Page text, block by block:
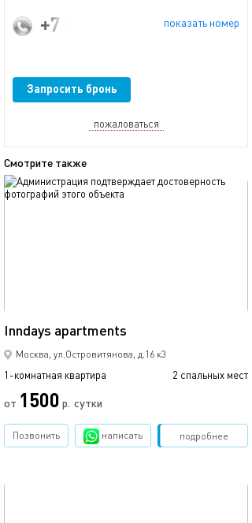
показать номер
+7 (915) 338-74-86
Запросить бронь
пожаловаться
Смотрите также
Inndays apartments
Москва, ул.Островитянова, д.16 к3
1-комнатная квартира 2 спальных мест
от 1500 р. сутки
обновлено 07.08.2026
подробнее
Позвонить написать Забронировать